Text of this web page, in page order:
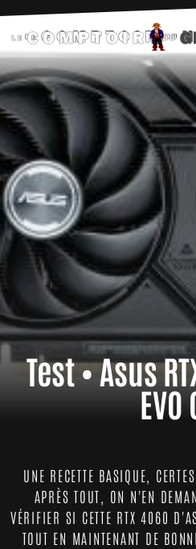
Test • Asus
EVO
UNE RECETTE BASIQUE,
APRÈS TOUT, ON N'EN
VÉRIFIER SI CETTE RTX 4060
TOUT EN MAINTENANT DE